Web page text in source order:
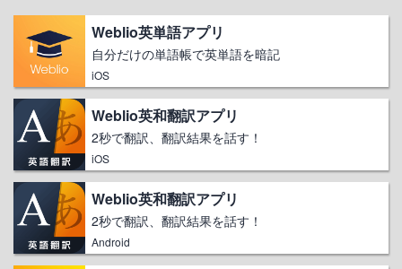
Weblio英単語アプリ
自分だけの単語帳で英単語を暗記
iOS
Weblio英和翻訳アプリ
2秒で翻訳、翻訳結果を話す！
iOS
Weblio英和翻訳アプリ
2秒で翻訳、翻訳結果を話す！
Android